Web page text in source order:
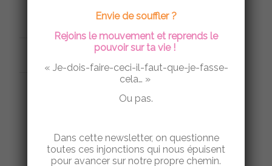
8 NOVEMBRE 2024
RALENTIR
, SLOWPRENEURIAT , VIVRE
AUTREMENT
Envie de souffler ?
Rejoins le mouvement et reprends le
pouvoir sur ta vie !
« Je-dois-faire-ceci-il-faut-que-je-fasse-
cela… »
Ou pas.
Dans cette newsletter, on questionne
toutes ces injonctions qui nous épuisent
pour avancer sur notre propre chemin.